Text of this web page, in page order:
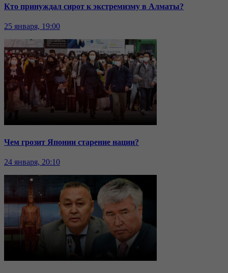
Кто принуждал сирот к экстремизму в Алматы?
25 января, 19:00
Чем грозит Японии старение нации?
24 января, 20:10